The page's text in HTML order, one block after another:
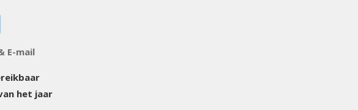
E-mail
het jaar